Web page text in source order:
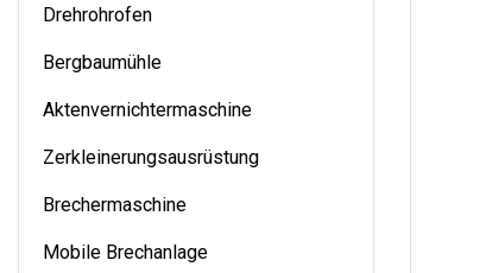
Drehrohrofen
Bergbaumühle
Aktenvernichtermaschine
Zerkleinerungsausrüstung
Brechermaschine
Mobile Brechanlage